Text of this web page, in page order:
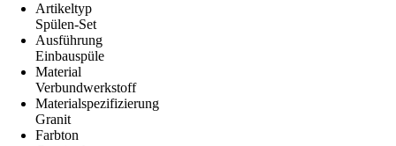
Artikeltyp
Spülen-Set
Ausführung
Einbauspüle
Material
Verbundwerkstoff
Materialspezifizierung
Granit
Farbton